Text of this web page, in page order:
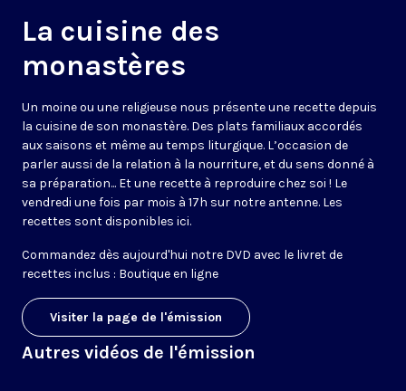
La cuisine des
monastères
Un moine ou une religieuse nous présente une recette depuis
la cuisine de son monastère. Des plats familiaux accordés
aux saisons et même au temps liturgique. L’occasion de
parler aussi de la relation à la nourriture, et du sens donné à
sa préparation... Et une recette à reproduire chez soi ! Le
vendredi une fois par mois à 17h sur notre antenne. Les
recettes sont disponibles ici.
Commandez dès aujourd'hui notre DVD avec le livret de
recettes inclus : Boutique en ligne
Visiter la page de l'émission
Autres vidéos de l'émission